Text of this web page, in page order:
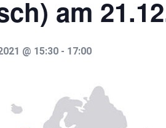
am
@ 15:30 - 17:00